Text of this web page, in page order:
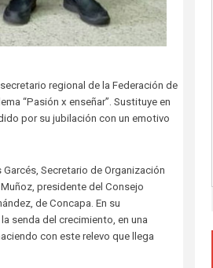
regional de la Federación de
“Pasión x enseñar”. Sustituye en
por su jubilación con un emotivo
Secretario de Organización
presidente del Consejo
de Concapa. En su
senda del crecimiento, en una
con este relevo que llega